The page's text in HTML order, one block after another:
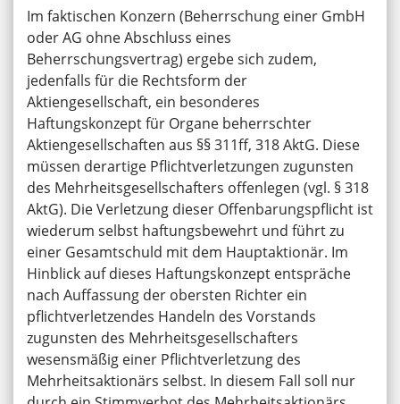
Im faktischen Konzern (Beherrschung einer GmbH
oder AG ohne Abschluss eines
Beherrschungsvertrag) ergebe sich zudem,
jedenfalls für die Rechtsform der
Aktiengesellschaft, ein besonderes
Haftungskonzept für Organe beherrschter
Aktiengesellschaften aus §§ 311ff, 318 AktG. Diese
müssen derartige Pflichtverletzungen zugunsten
des Mehrheitsgesellschafters offenlegen (vgl. § 318
AktG). Die Verletzung dieser Offenbarungspflicht ist
wiederum selbst haftungsbewehrt und führt zu
einer Gesamtschuld mit dem Hauptaktionär. Im
Hinblick auf dieses Haftungskonzept entspräche
nach Auffassung der obersten Richter ein
pflichtverletzendes Handeln des Vorstands
zugunsten des Mehrheitsgesellschafters
wesensmäßig einer Pflichtverletzung des
Mehrheitsaktionärs selbst. In diesem Fall soll nur